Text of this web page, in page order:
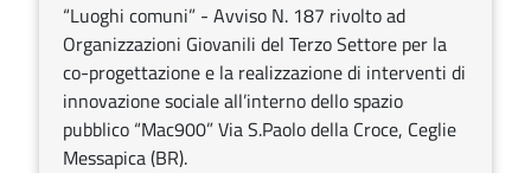
“Luoghi comuni” - Avviso N. 187 rivolto ad
Organizzazioni Giovanili del Terzo Settore per la
co-progettazione e la realizzazione di interventi di
innovazione sociale all’interno dello spazio
pubblico “Mac900” Via S.Paolo della Croce, Ceglie
Messapica (BR).